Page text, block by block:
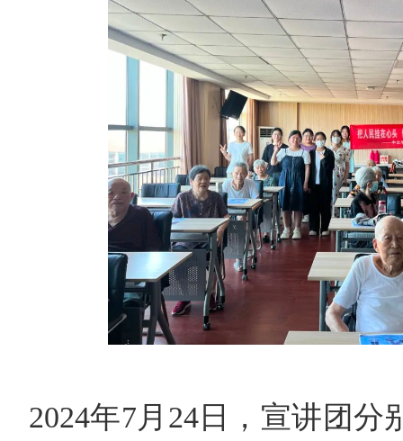
2024年7月24日，宣讲团